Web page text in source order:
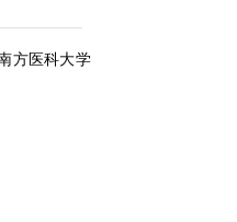
方医科大学